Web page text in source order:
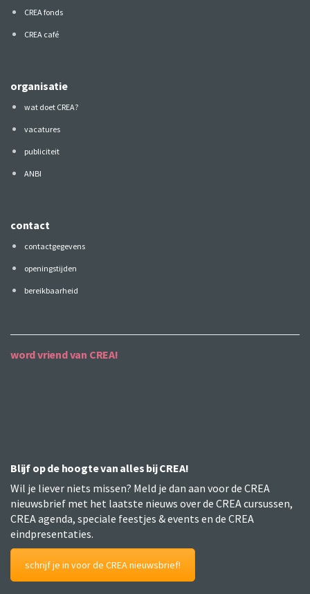
CREA fonds
CREA café
organisatie
wat doet CREA?
vacatures
publiciteit
ANBI
contact
contactgegevens
openingstijden
bereikbaarheid
word vriend van CREA!
Blijf op de hoogte van alles bij CREA!
Wil je liever niets missen? Meld je dan aan voor de CREA
nieuwsbrief met het laatste nieuws over de CREA cursussen,
CREA agenda, speciale feestjes & events en de CREA
eindpresentaties.
schrijf je in voor de CREA nieuwsbrief!